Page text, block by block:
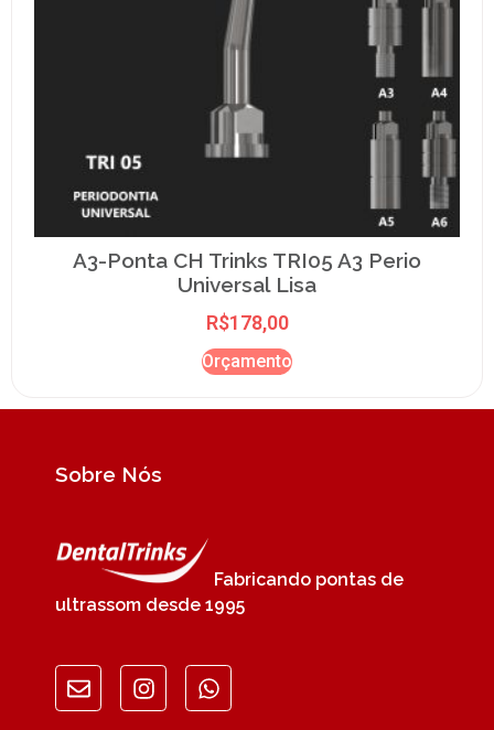
A3-Ponta CH Trinks TRI05 A3 Perio
Universal Lisa
R$178,00
Orçamento
Sobre Nós
Fabricando pontas de
ultrassom desde 1995